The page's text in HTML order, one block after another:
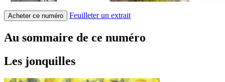
Acheter ce numéro Feuilleter un extrait
Au sommaire de ce numéro
Les jonquilles